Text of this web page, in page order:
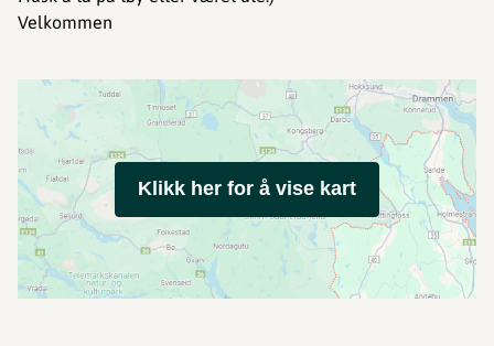
Velkommen
Klikk her for å vise kart